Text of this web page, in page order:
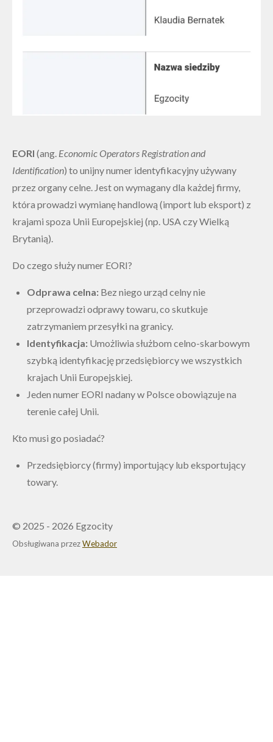
EORI (ang. Economic Operators Registration and
Identification) to unijny numer identyfikacyjny używany
przez organy celne. Jest on wymagany dla każdej firmy,
która prowadzi wymianę handlową (import lub eksport) z
krajami spoza Unii Europejskiej (np. USA czy Wielką
Brytanią).
Do czego służy numer EORI?
Odprawa celna: Bez niego urząd celny nie
przeprowadzi odprawy towaru, co skutkuje
zatrzymaniem przesyłki na granicy.
Identyfikacja: Umożliwia służbom celno-skarbowym
szybką identyfikację przedsiębiorcy we wszystkich
krajach Unii Europejskiej.
Jeden numer EORI nadany w Polsce obowiązuje na
terenie całej Unii.
Kto musi go posiadać?
Przedsiębiorcy (firmy) importujący lub eksportujący
towary.
© 2025 - 2026 Egzocity
Obsługiwana przezWebador